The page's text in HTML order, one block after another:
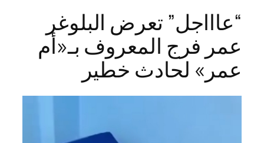
“عاااجل” تعرض البلوغر
عمر فرج المعروف بـ«أم
عمر» لحادث خطير